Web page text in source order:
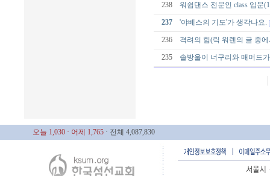
238 워쉽댄스 전문인 class 입문
237 '야베스의 기도'가 생각나요.
236 격려의 힘(릭 워렌의 글 중
235 솔방울이 너구리와 매머드
오늘 1,030 · 어제 1,765 · 전체 4,087,830